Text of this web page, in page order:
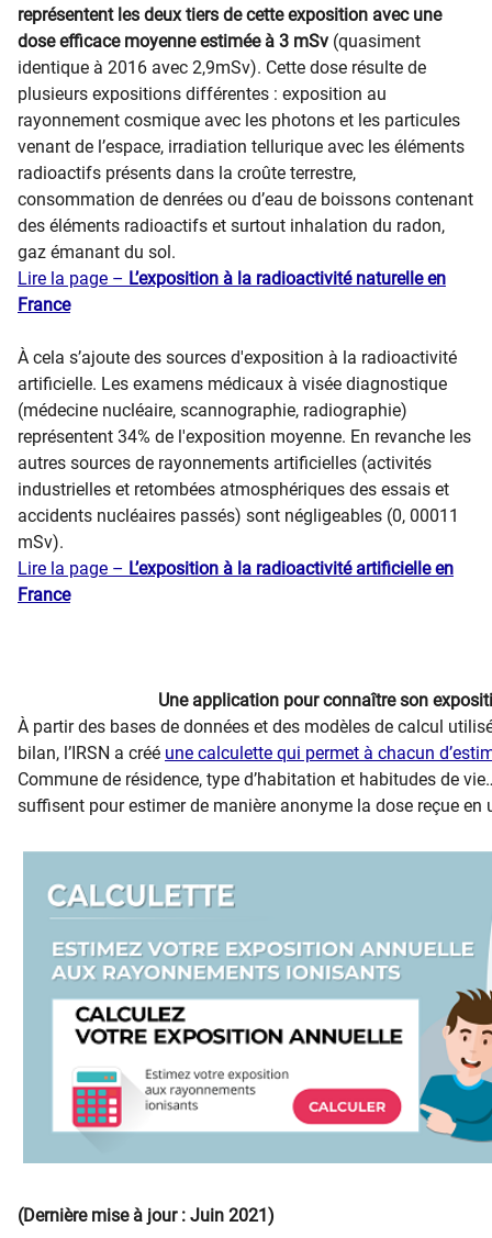
représentent les deux tiers de cette exposition avec une
dose efficace moyenne estimée à 3 mSv (quasiment
identique à 2016 avec 2,9mSv). Cette dose résulte de
plusieurs expositions différentes : exposition au
rayonnement cosmique avec les photons et les particules
venant de l’espace, irradiation tellurique avec les éléments
radioactifs présents dans la croûte terrestre,
consommation de denrées ou d’eau de boissons contenant
des éléments radioactifs et surtout inhalation du radon,
gaz émanant du sol.
Lire la page – L’exposition à la radioactivité naturelle en
France
À cela s’ajoute des sources d'exposition à la​ radioactivité
artificielle. Les examens médicaux à visée diagnostique
(médecine nucléaire, scannographie, radiographie)
représentent 34% de l'exposition moyenne​​. En revanche les
autres sources de rayonnements artificielles (activités
industrielles et retombées atmosphériques des essais et
accidents nucléaires passés) sont négligeables (0, 00011
mSv).
Lire la page – L’exposition à la radioactivité artificielle en
France
Une application pour connaître son
À partir des bases de données et des modèles de calcul
bilan, l’IRSN a créé une calculette qui permet à chacun
Commune de résidence, type d’habitation et habitudes de
suffisent pour estimer de manière anonyme la dose reçue en
(Dernière mise à jour : Juin 2021)